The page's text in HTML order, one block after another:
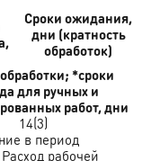
Cроки ожидания,
дни (кратность
обработок)
*сроки
для ручных и
работ, дни
14(3)
в период
рабочей